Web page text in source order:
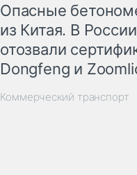
Опасные
из Китая. В России
отозвали
Dongfeng и
Коммерческий транспорт